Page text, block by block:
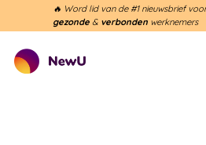
🔥 Word lid van de #1 nieuwsbrief
gezonde & verbonden werknemers